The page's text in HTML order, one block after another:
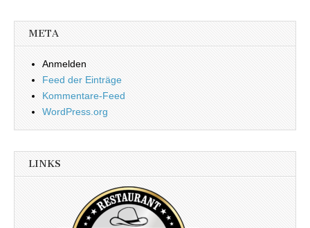
META
Anmelden
Feed der Einträge
Kommentare-Feed
WordPress.org
LINKS